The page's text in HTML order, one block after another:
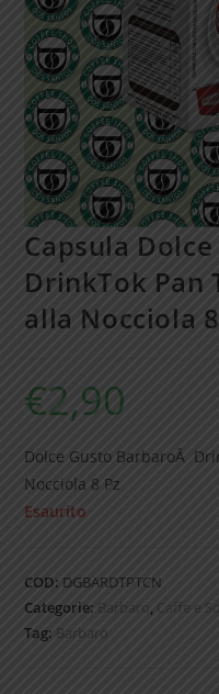
Capsula
DrinkTok Pan
alla Nocciola
€2,90
Dolce Gusto BarbaroÂ
Nocciola 8 Pz
Esaurito
COD: DGBARDTPTCN
Categorie: Barbaro, Caffe e
Tag: Barbaro